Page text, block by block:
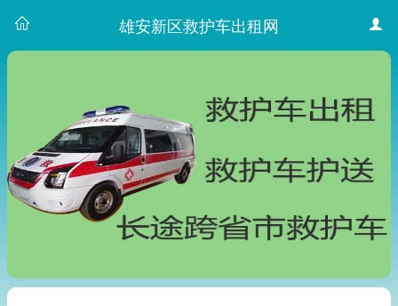
雄安新区救护车出租网